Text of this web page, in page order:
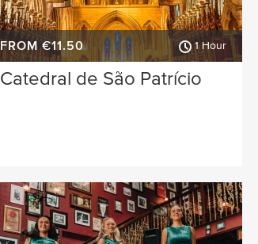
FROM €11.50 1 Hour
Catedral de São Patrício